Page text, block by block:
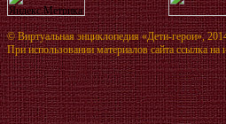
©Виртуальная энциклопедия «Дети-герои»,
При использовании материалов сайта ссылка на